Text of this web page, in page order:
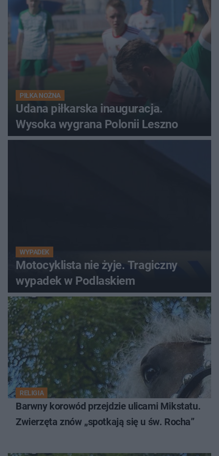
PIŁKA NOŻNA
Udana piłkarska inauguracja.
Wysoka wygrana Polonii Leszno
WYPADEK
Motocyklista nie żyje. Tragiczny
wypadek w Podlaskiem
RELIGIA
Barwny korowód przejdzie ulicami Mikstatu.
Zwierzęta znów „spotkają się u św. Rocha”